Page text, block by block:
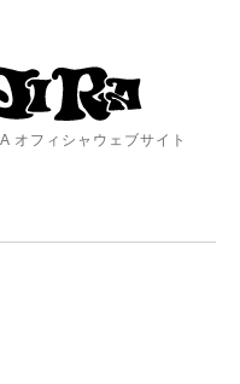
オフィシャウェブサイト